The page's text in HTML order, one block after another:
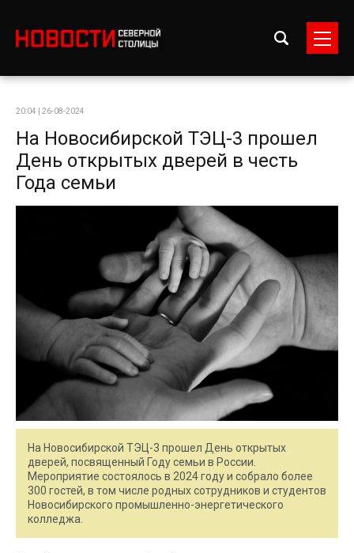
20:04 | 26-08-2024
На Новосибирской ТЭЦ-3 прошел
День открытых дверей в честь
Года семьи
На Новосибирской ТЭЦ-3 прошел День открытых
дверей, посвященный Году семьи в России.
Мероприятие состоялось в 2024 году и собрало более
300 гостей, в том числе родных сотрудников и студентов
Новосибирского промышленно-энергетического
колледжа.